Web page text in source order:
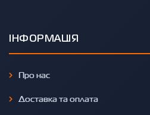
ІНФОРМАЦІЯ
Про нас
Доставка та оплата